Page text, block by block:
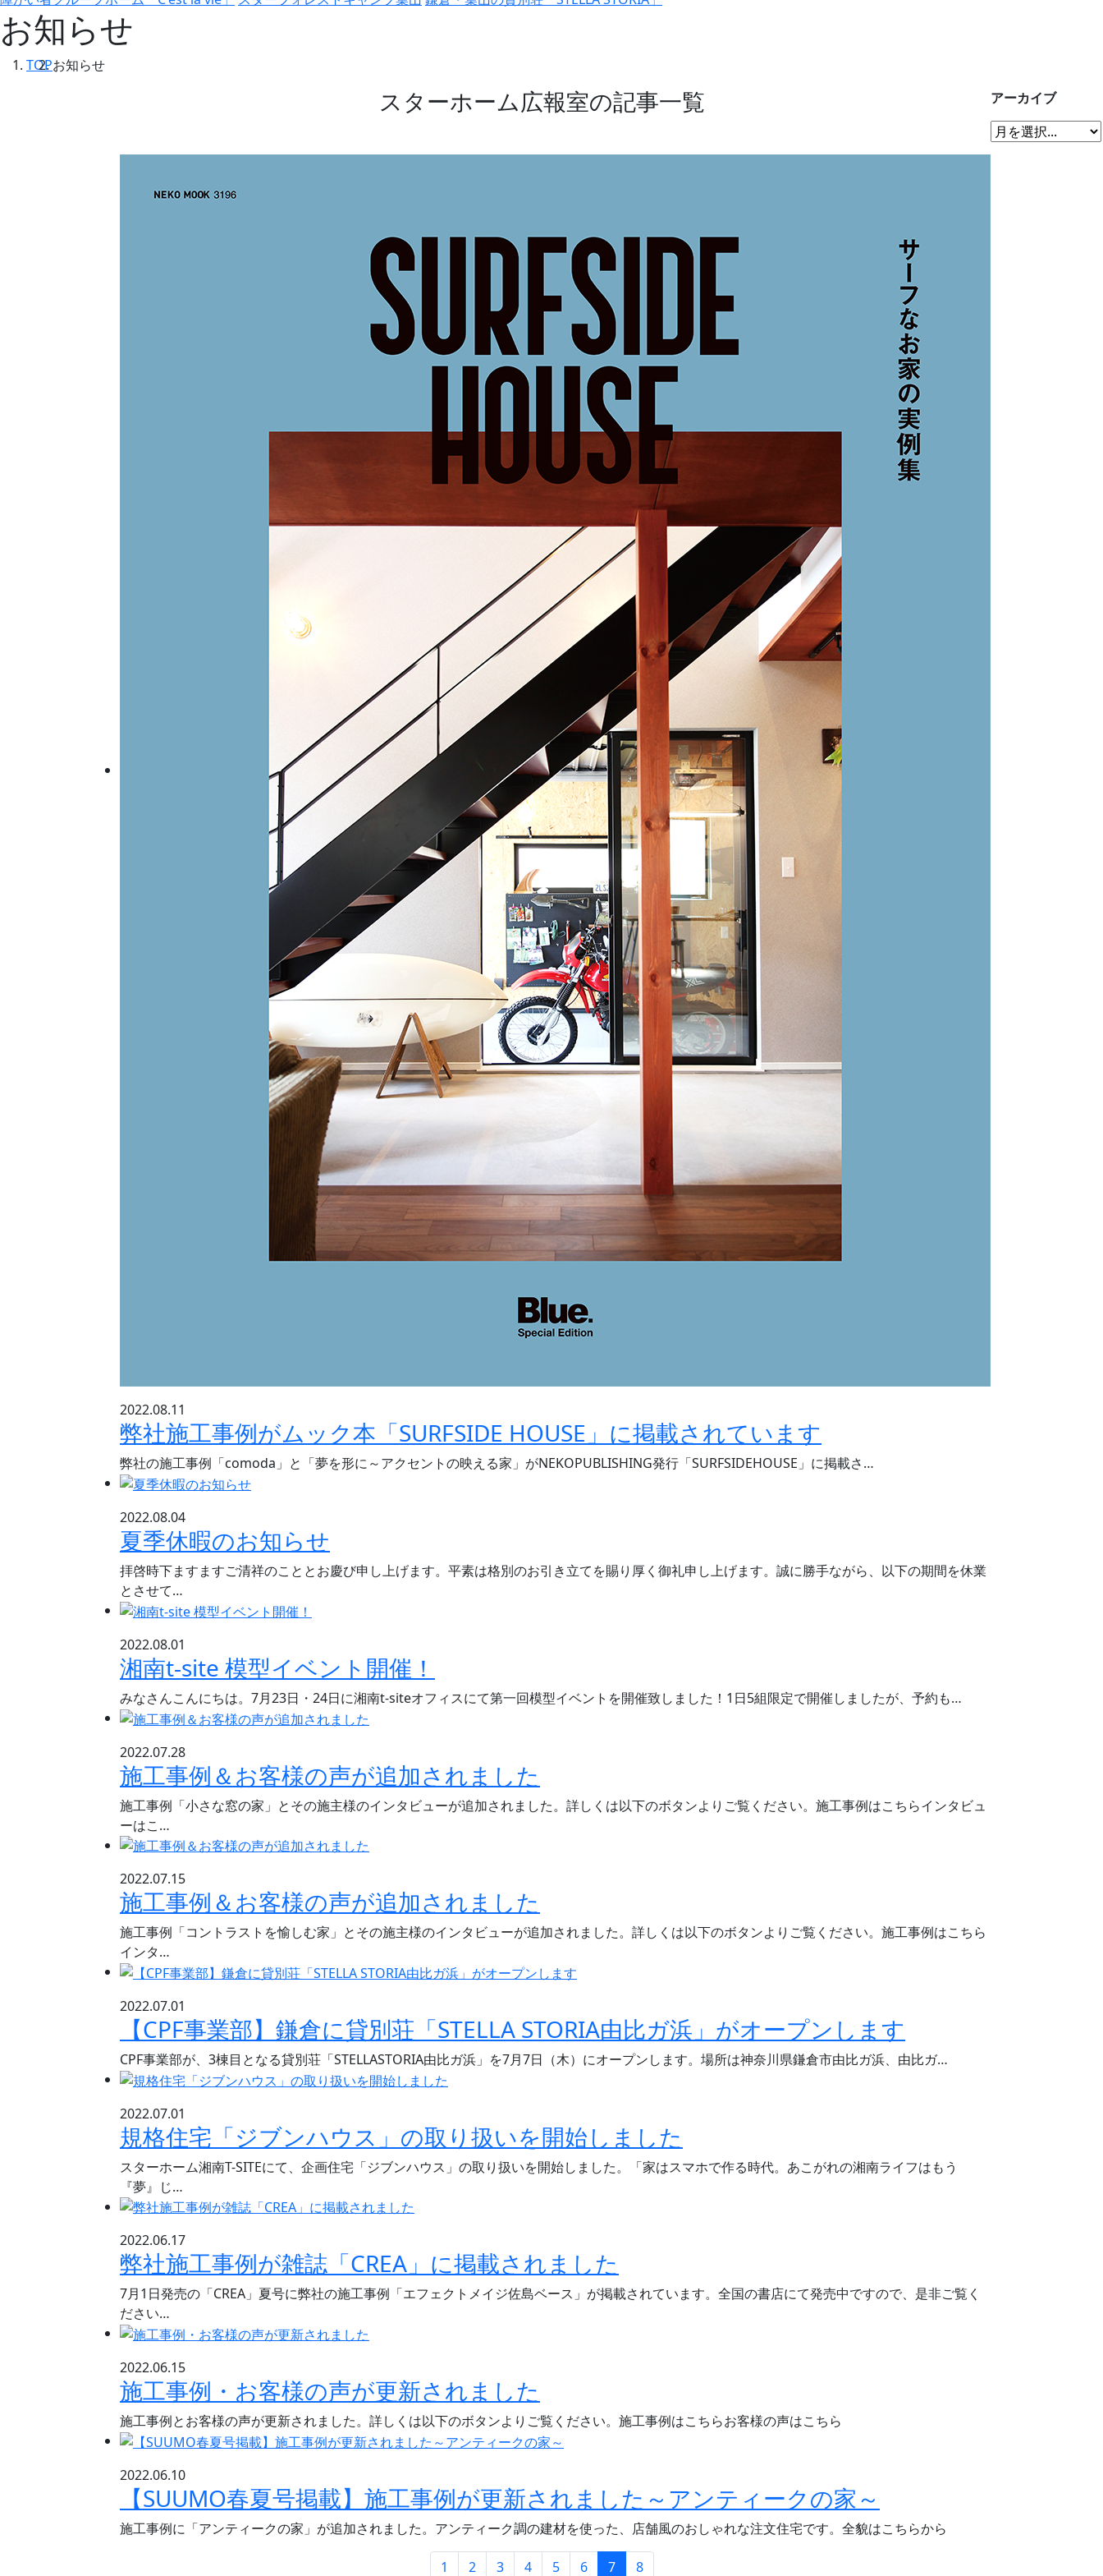
お知らせ
TOPお知らせ
スターホーム広報室の記事一覧
2022.08.11
弊社施工事例がムック本「SURFSIDE HOUSE」に掲載されています
弊社の施工事例「comoda」と「夢を形に～アクセントの映える家」がNEKOPUBLISHING発行「SURFSIDEHOUSE」に掲載さ…
2022.08.04
夏季休暇のお知らせ
拝啓時下ますますご清祥のこととお慶び申し上げます。平素は格別のお引き立てを賜り厚く御礼申し上げます。誠に勝手ながら、以下の期間を休業
とさせて…
2022.08.01
湘南t-site 模型イベント開催！
みなさんこんにちは。7月23日・24日に湘南t-siteオフィスにて第一回模型イベントを開催致しました！1日5組限定で開催しましたが、予約も…
2022.07.28
施工事例＆お客様の声が追加されました
施工事例「小さな窓の家」とその施主様のインタビューが追加されました。詳しくは以下のボタンよりご覧ください。施工事例はこちらインタビュ
ーはこ…
2022.07.15
施工事例＆お客様の声が追加されました
施工事例「コントラストを愉しむ家」とその施主様のインタビューが追加されました。詳しくは以下のボタンよりご覧ください。施工事例はこちら
インタ…
2022.07.01
【CPF事業部】鎌倉に貸別荘「STELLA STORIA由比ガ浜」がオープンします
CPF事業部が、3棟目となる貸別荘「STELLASTORIA由比ガ浜」を7月7日（木）にオープンします。場所は神奈川県鎌倉市由比ガ浜、由比ガ…
2022.07.01
規格住宅「ジブンハウス」の取り扱いを開始しました
スターホーム湘南T-SITEにて、企画住宅「ジブンハウス」の取り扱いを開始しました。「家はスマホで作る時代。あこがれの湘南ライフはもう
『夢』じ…
2022.06.17
弊社施工事例が雑誌「CREA」に掲載されました
7月1日発売の「CREA」夏号に弊社の施工事例「エフェクトメイジ佐島ベース」が掲載されています。全国の書店にて発売中ですので、是非ご覧く
ださい…
2022.06.15
施工事例・お客様の声が更新されました
施工事例とお客様の声が更新されました。詳しくは以下のボタンよりご覧ください。施工事例はこちらお客様の声はこちら
2022.06.10
【SUUMO春夏号掲載】施工事例が更新されました～アンティークの家～
施工事例に「アンティークの家」が追加されました。アンティーク調の建材を使った、店舗風のおしゃれな注文住宅です。全貌はこちらから
1 2 3 4 5 6 7 8
アーカイブ